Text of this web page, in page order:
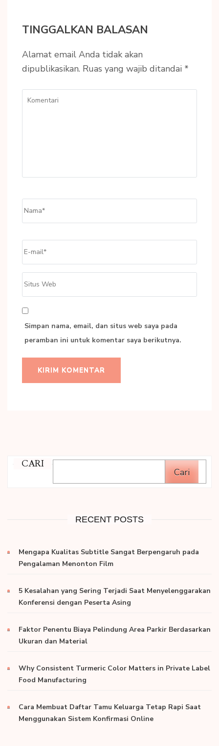
TINGGALKAN BALASAN
Alamat email Anda tidak akan
dipublikasikan. Ruas yang wajib ditandai *
Komentari
Simpan nama, email, dan situs web saya pada
peramban ini untuk komentar saya berikutnya.
CARI
Cari
RECENT POSTS
Mengapa Kualitas Subtitle Sangat Berpengaruh pada
Pengalaman Menonton Film
5 Kesalahan yang Sering Terjadi Saat Menyelenggarakan
Konferensi dengan Peserta Asing
Faktor Penentu Biaya Pelindung Area Parkir Berdasarkan
Ukuran dan Material
Why Consistent Turmeric Color Matters in Private Label
Food Manufacturing
Cara Membuat Daftar Tamu Keluarga Tetap Rapi Saat
Menggunakan Sistem Konfirmasi Online